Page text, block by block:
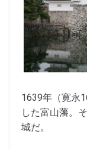
1639年（寛永
した富山藩。
城だ。